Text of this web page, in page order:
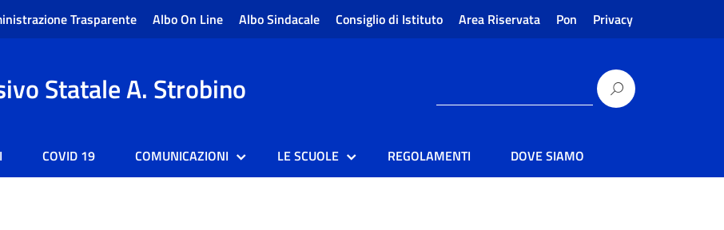
Trasparente Albo On Line Albo Sindacale Consiglio di Istituto Area Riservata Pon Privacy
Statale A. Strobino
COVID 19 COMUNICAZIONI LE SCUOLE REGOLAMENTI DOVE SIAMO